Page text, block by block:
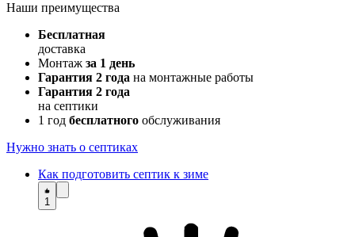
Наши преимущества
Бесплатная
доставка
Монтаж за 1 день
Гарантия 2 года на монтажные работы
Гарантия 2 года
на септики
1 год бесплатного обслуживания
Нужно знать о септиках
Как подготовить септик к зиме
1